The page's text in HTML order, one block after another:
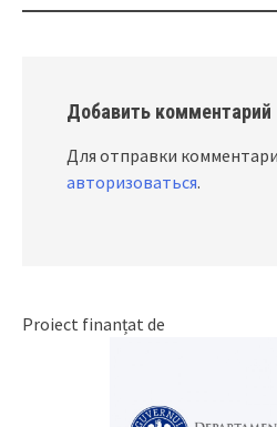
Добавить комментарий
Для отправки
авторизоваться.
Proiect finanțat de